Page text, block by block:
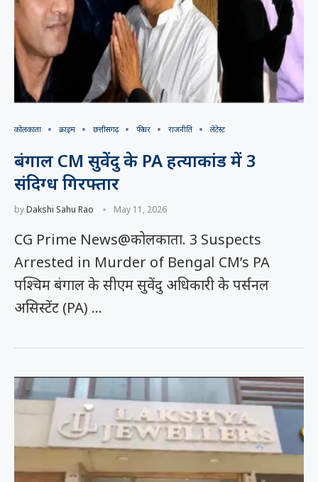
कोलकाता क्राइम छत्तीसगढ़ फीचर राजनीति लेटेस्ट
बंगाल CM सुवेंदु के PA हत्याकांड में 3
संदिग्ध गिरफ्तार
byDakshi Sahu Rao May 11, 2026
CG Prime News@कोलकाता. 3 Suspects
Arrested in Murder of Bengal CM’s PA
पश्चिम बंगाल के सीएम सुवेंदु अधिकारी के पर्सनल
असिस्टेंट (PA) …